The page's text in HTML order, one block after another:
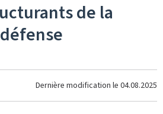
de la
Dernière modification le 04.08.2025